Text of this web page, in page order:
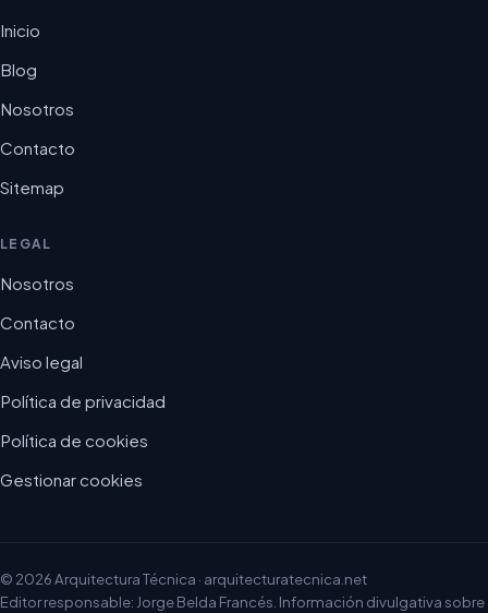
Inicio
Blog
Nosotros
Contacto
Sitemap
LEGAL
Nosotros
Contacto
Aviso legal
Política de privacidad
Política de cookies
Gestionar cookies
© 2026 Arquitectura Técnica · arquitecturatecnica.net
Editor responsable: Jorge Belda Francés. Información divulgativa sobre